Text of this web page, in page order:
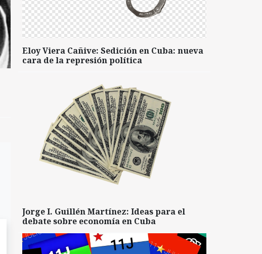
Eloy Viera Cañive: Sedición en Cuba: nueva
cara de la represión política
Jorge I. Guillén Martínez: Ideas para el
debate sobre economía en Cuba